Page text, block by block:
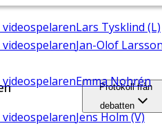
videospelarenLars Tysklind (L)
videospelarenJan-Olof
videospelarenEmma Nohrén
videospelarenJens Holm (V)
Protokoll från
debatten